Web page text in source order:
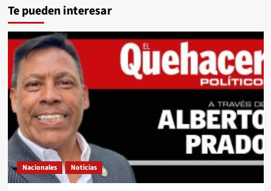
Te pueden interesar
Nacionales Noticias